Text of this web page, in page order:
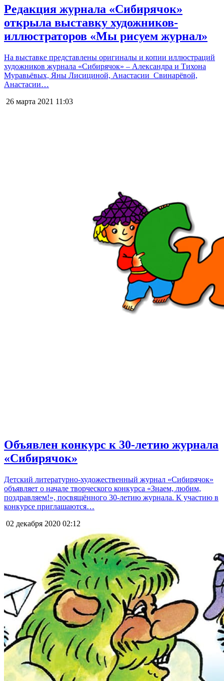
Редакция журнала «Сибирячок»
открыла выставку художников-
иллюстраторов «Мы рисуем журнал»
На выставке представлены оригиналы и копии иллюстраций
художников журнала «Сибирячок» – Александра и Тихона
Муравьёвых, Яны Лисициной, Анастасии Свинарёвой,
Анастасии…
26 марта 2021 11:03
Объявлен конкурс к 30-летию журнала
«Сибирячок»
Детский литературно-художественный журнал «Сибирячок»
объявляет о начале творческого конкурса «Знаем, любим,
поздравляем!», посвящённого 30-летию журнала. К участию в
конкурсе приглашаются…
02 декабря 2020 02:12